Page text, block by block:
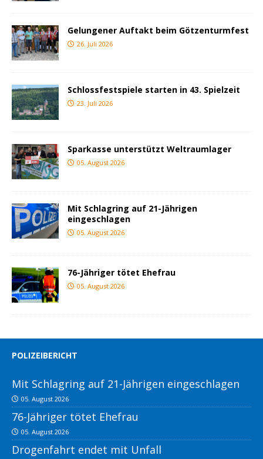
Gelungener Auftakt beim Götzenturmfest
26. Juli 2026
Schlossfestspiele starten in 43. Spielzeit
23. Juli 2026
Sparkasse unterstützt Weltraumlager
05. August 2026
Mit Schlagring auf 21-Jährigen
eingeschlagen
05. August 2026
76-Jähriger tötet Ehefrau
05. August 2026
POLIZEIBERICHT
Mit Schlagring auf 21-Jährigen eingeschlagen
05. August 2026
76-Jähriger tötet Ehefrau
05. August 2026
Drogenfahrt endet mit Unfall